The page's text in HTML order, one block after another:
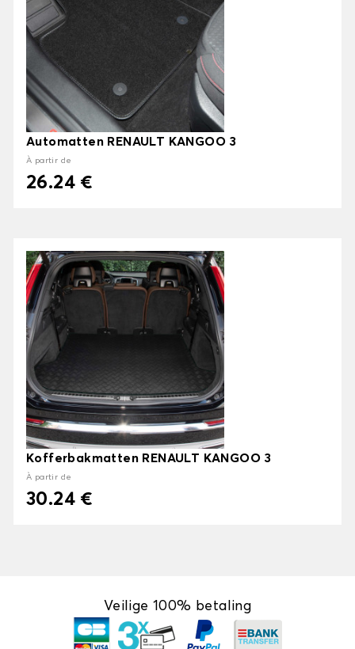
Automatten RENAULT KANGOO 3
À partir de
26.24 €
Kofferbakmatten RENAULT KANGOO 3
À partir de
30.24 €
Veilige 100% betaling